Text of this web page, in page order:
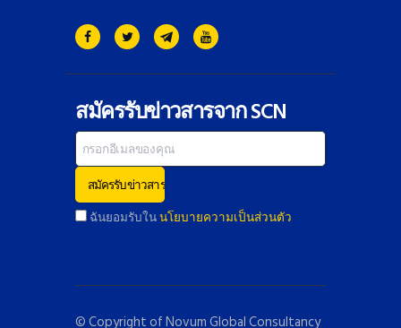
สมัครรับข่าวสารจาก SCN
ฉันยอมรับในนโยบายความเป็นส่วนตัว
© Copyright ofNovum Global Consultancy